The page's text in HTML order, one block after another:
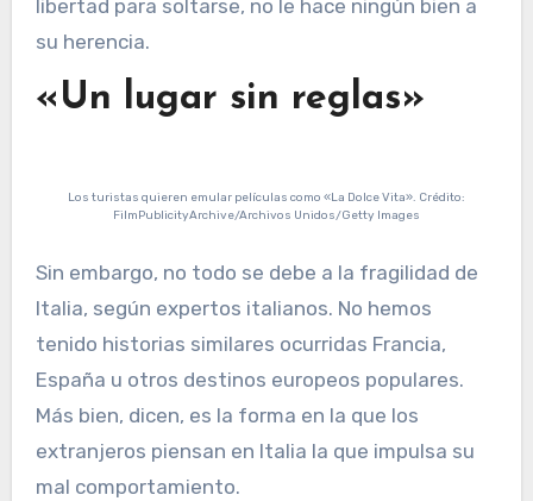
libertad para soltarse, no le hace ningún bien a
su herencia.
«Un lugar sin reglas»
Los turistas quieren emular películas como «La Dolce Vita». Crédito:
FilmPublicityArchive/Archivos Unidos/Getty Images
Sin embargo, no todo se debe a la fragilidad de
Italia, según expertos italianos. No hemos
tenido historias similares ocurridas Francia,
España u otros destinos europeos populares.
Más bien, dicen, es la forma en la que los
extranjeros piensan en Italia la que impulsa su
mal comportamiento.